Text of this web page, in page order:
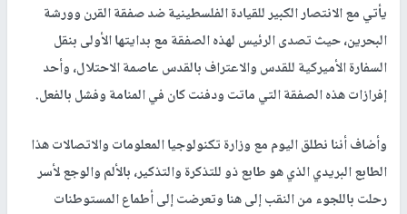
يأتي مع الانتصار الكبير للقيادة الفلسطينية ضد صفقة القرن وورشة
البحرين، حيث تصدى الرئيس لهذه الصفقة مع بدايتها الأولى بنقل
السفارة الأميركية للقدس والاعتراف بالقدس عاصمة الاحتلال، وأحد
إفرازات هذه الصفقة التي ماتت ودفنت كان في المنامة وفشل بالفعل.
وأضاف أننا نطلق اليوم مع وزارة تكنولوجيا المعلومات والاتصالات هذا
الطابع البريدي الذي هو طابع ذو للتذكرة والتذكير، بالألم والوجع لأسر
رحلت باللجوء من النقب إلى هنا وتعرضت إلى أطماع المستوطنات